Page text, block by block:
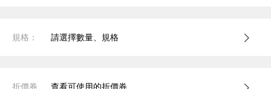
規格： 請選擇數量、規格
折價券 查看可使用的折價券